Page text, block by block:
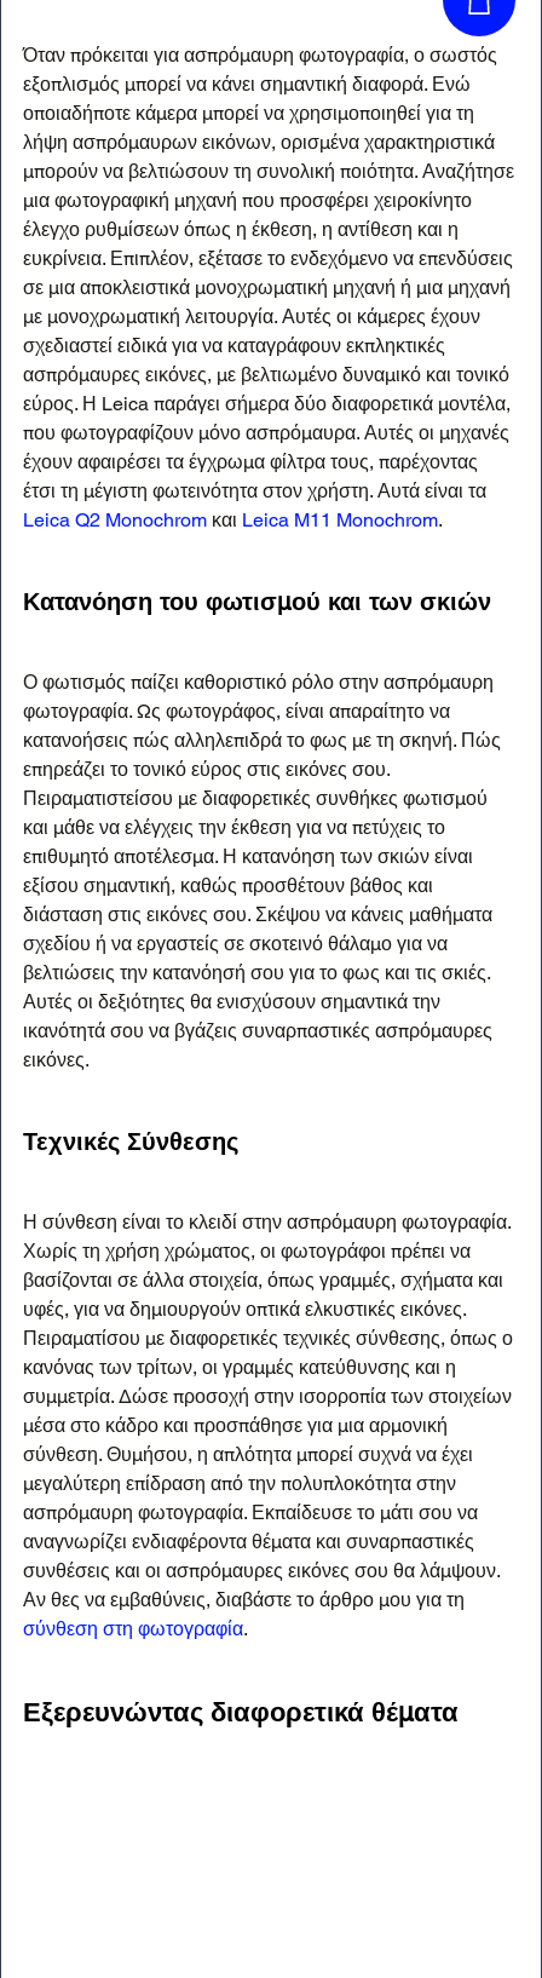
Όταν πρόκειται για ασπρόμαυρη φωτογραφία, ο σωστός
εξοπλισμός μπορεί να κάνει σημαντική διαφορά. Ενώ
οποιαδήποτε κάμερα μπορεί να χρησιμοποιηθεί για τη
λήψη ασπρόμαυρων εικόνων, ορισμένα χαρακτηριστικά
μπορούν να βελτιώσουν τη συνολική ποιότητα. Αναζήτησε
μια φωτογραφική μηχανή που προσφέρει χειροκίνητο
έλεγχο ρυθμίσεων όπως η έκθεση, η αντίθεση και η
ευκρίνεια. Επιπλέον, εξέτασε το ενδεχόμενο να επενδύσεις
σε μια αποκλειστικά μονοχρωματική μηχανή ή μια μηχανή
με μονοχρωματική λειτουργία. Αυτές οι κάμερες έχουν
σχεδιαστεί ειδικά για να καταγράφουν εκπληκτικές
ασπρόμαυρες εικόνες, με βελτιωμένο δυναμικό και τονικό
εύρος. Η Leica παράγει σήμερα δύο διαφορετικά μοντέλα,
που φωτογραφίζουν μόνο ασπρόμαυρα. Αυτές οι μηχανές
έχουν αφαιρέσει τα έγχρωμα φίλτρα τους, παρέχοντας
έτσι τη μέγιστη φωτεινότητα στον χρήστη. Αυτά είναι τα
Leica Q2 Monochrom και Leica M11 Monochrom.
Κατανόηση του φωτισμού και των σκιών
Ο φωτισμός παίζει καθοριστικό ρόλο στην ασπρόμαυρη
φωτογραφία. Ως φωτογράφος, είναι απαραίτητο να
κατανοήσεις πώς αλληλεπιδρά το φως με τη σκηνή. Πώς
επηρεάζει το τονικό εύρος στις εικόνες σου.
Πειραματιστείσου με διαφορετικές συνθήκες φωτισμού
και μάθε να ελέγχεις την έκθεση για να πετύχεις το
επιθυμητό αποτέλεσμα. Η κατανόηση των σκιών είναι
εξίσου σημαντική, καθώς προσθέτουν βάθος και
διάσταση στις εικόνες σου. Σκέψου να κάνεις μαθήματα
σχεδίου ή να εργαστείς σε σκοτεινό θάλαμο για να
βελτιώσεις την κατανόησή σου για το φως και τις σκιές.
Αυτές οι δεξιότητες θα ενισχύσουν σημαντικά την
ικανότητά σου να βγάζεις συναρπαστικές ασπρόμαυρες
εικόνες.
Τεχνικές Σύνθεσης
Η σύνθεση είναι το κλειδί στην ασπρόμαυρη φωτογραφία.
Χωρίς τη χρήση χρώματος, οι φωτογράφοι πρέπει να
βασίζονται σε άλλα στοιχεία, όπως γραμμές, σχήματα και
υφές, για να δημιουργούν οπτικά ελκυστικές εικόνες.
Πειραματίσου με διαφορετικές τεχνικές σύνθεσης, όπως ο
κανόνας των τρίτων, οι γραμμές κατεύθυνσης και η
συμμετρία. Δώσε προσοχή στην ισορροπία των στοιχείων
μέσα στο κάδρο και προσπάθησε για μια αρμονική
σύνθεση. Θυμήσου, η απλότητα μπορεί συχνά να έχει
μεγαλύτερη επίδραση από την πολυπλοκότητα στην
ασπρόμαυρη φωτογραφία. Εκπαίδευσε το μάτι σου να
αναγνωρίζει ενδιαφέροντα θέματα και συναρπαστικές
συνθέσεις και οι ασπρόμαυρες εικόνες σου θα λάμψουν.
Αν θες να εμβαθύνεις, διαβάστε το άρθρο μου για τη
σύνθεση στη φωτογραφία.
Εξερευνώντας διαφορετικά θέματα